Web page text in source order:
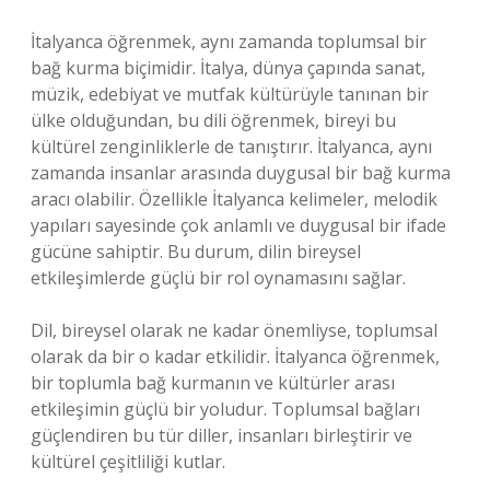
İtalyanca öğrenmek, aynı zamanda toplumsal bir
bağ kurma biçimidir. İtalya, dünya çapında sanat,
müzik, edebiyat ve mutfak kültürüyle tanınan bir
ülke olduğundan, bu dili öğrenmek, bireyi bu
kültürel zenginliklerle de tanıştırır. İtalyanca, aynı
zamanda insanlar arasında duygusal bir bağ kurma
aracı olabilir. Özellikle İtalyanca kelimeler, melodik
yapıları sayesinde çok anlamlı ve duygusal bir ifade
gücüne sahiptir. Bu durum, dilin bireysel
etkileşimlerde güçlü bir rol oynamasını sağlar.
Dil, bireysel olarak ne kadar önemliyse, toplumsal
olarak da bir o kadar etkilidir. İtalyanca öğrenmek,
bir toplumla bağ kurmanın ve kültürler arası
etkileşimin güçlü bir yoludur. Toplumsal bağları
güçlendiren bu tür diller, insanları birleştirir ve
kültürel çeşitliliği kutlar.